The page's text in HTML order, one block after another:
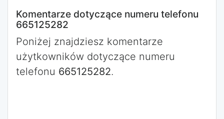
Komentarze dotyczące numeru telefonu
665125282
Poniżej znajdziesz komentarze
użytkowników dotyczące numeru
telefonu 665125282.